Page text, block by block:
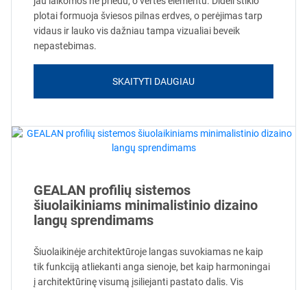
plotai formuoja šviesos pilnas erdves, o perėjimas tarp
vidaus ir lauko vis dažniau tampa vizualiai beveik
nepastebimas.
SKAITYTI DAUGIAU
GEALAN profilių sistemos
šiuolaikiniams minimalistinio dizaino
langų sprendimams
Šiuolaikinėje architektūroje langas suvokiamas ne kaip
tik funkciją atliekanti anga sienoje, bet kaip harmoningai
į architektūrinę visumą įsiliejanti pastato dalis. Vis